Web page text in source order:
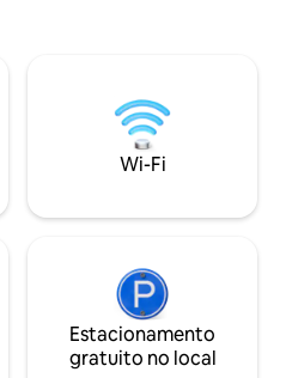
de verão,
caminhada
à
Triado na varanda
Wi-Fi
Estacionamento
gratuito no local